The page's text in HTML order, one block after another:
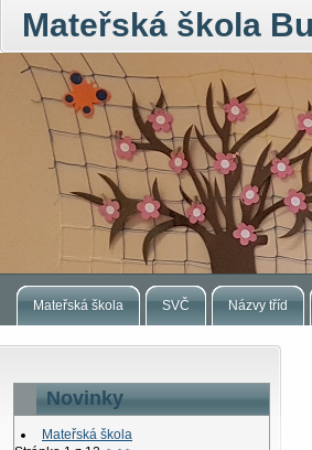
Mateřská škola
Mateřská škola SVČ Názvy tříd
Novinky
Mateřská škola